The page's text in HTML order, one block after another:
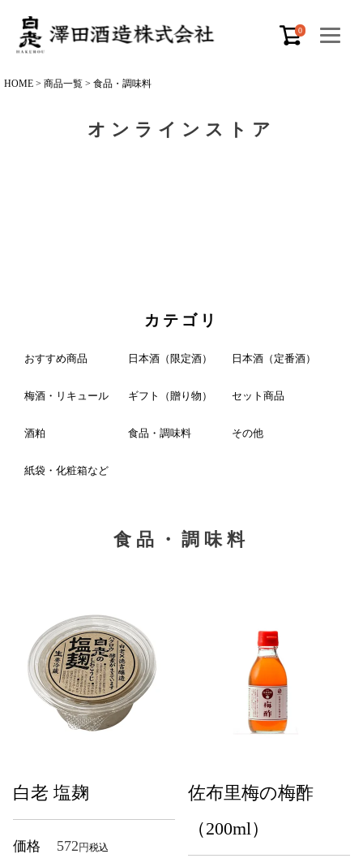
0
HOME 商品一覧 食品・調味料
オンラインストア
カテゴリ
おすすめ商品 日本酒（限定酒） 日本酒（定番酒）
梅酒・リキュール ギフト（贈り物） セット商品
酒粕 食品・調味料 その他
紙袋・化粧箱など
食品・調味料
白老 塩麹
価格 572 税込
佐布里梅の梅酢
（200ml）